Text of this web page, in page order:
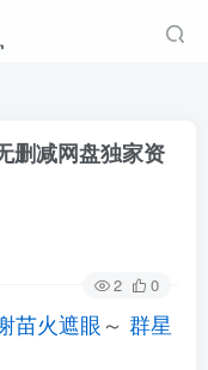
删减网盘独家资
2 0
苗火遮眼～ 群星